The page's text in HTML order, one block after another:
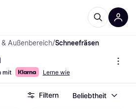
Außenbereich/Schneefräsen
mit Lerne wie
Filtern Beliebtheit